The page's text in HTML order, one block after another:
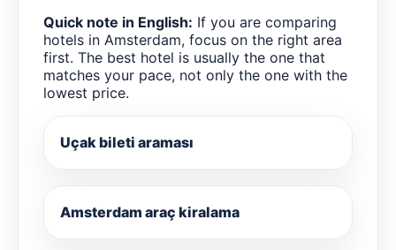
Quick note in English: If you are comparing
hotels in Amsterdam, focus on the right area
first. The best hotel is usually the one that
matches your pace, not only the one with the
lowest price.
Uçak bileti araması
Amsterdam araç kiralama